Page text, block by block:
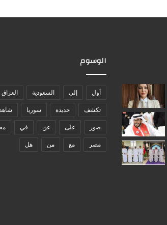
الوسوم
أول إلى السعودية العراق
تكشف جديدة سوريا شاهد
صور على عن في
مصر مع من هل